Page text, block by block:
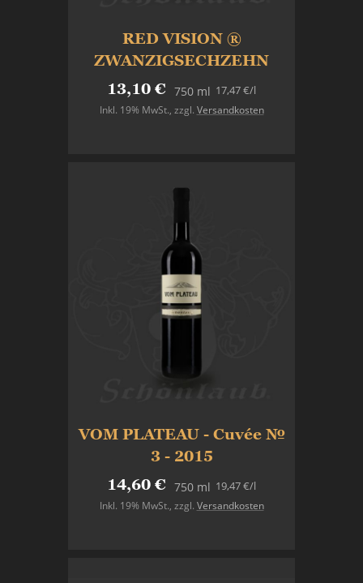
RED VISION ®
ZWANZIGSECHZEHN
13,10 € 750 ml
Inkl. 19% MwSt., zzgl. Versandkosten
17,47 €/l
VOM PLATEAU - Cuvée №
3 - 2015
14,60 € 750 ml
Inkl. 19% MwSt., zzgl. Versandkosten
19,47 €/l